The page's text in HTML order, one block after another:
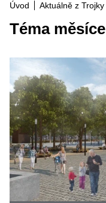
Úvod Aktuálně z Trojky
Téma měsíce